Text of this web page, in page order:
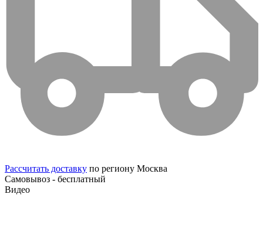
Рассчитать доставку по региону Москва
Самовывоз - бесплатный
Видео